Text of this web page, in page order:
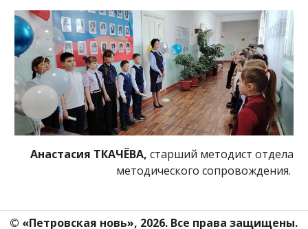
Анастасия ТКАЧЁВА, старший методист отдела
методического сопровождения.
© «Петровская новь», 2026. Все права защищены.